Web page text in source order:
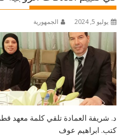
يوليو 5, 2024 الجمهورية
د. شريفة العمادة تلقي كلمة معهد
كتب. ابراهيم عوف